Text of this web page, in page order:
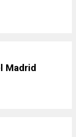
Madrid